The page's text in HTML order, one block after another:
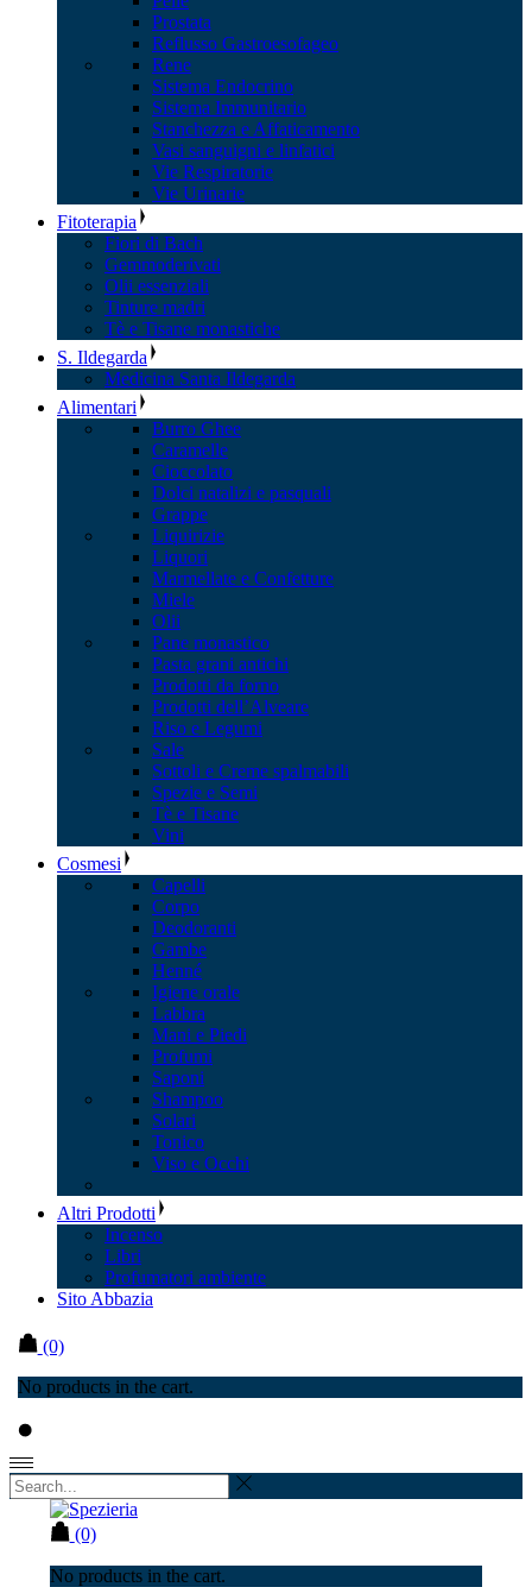
Prostata
Reflusso Gastroesofageo
Rene
Sistema Endocrino
Sistema Immunitario
Stanchezza e Affaticamento
Vasi sanguigni e linfatici
Vie Respiratorie
Vie Urinarie
Fitoterapia
Fiori di Bach
Gemmoderivati
Olii essenziali
Tinture madri
Tè e Tisane monastiche
S. Ildegarda
Medicina Santa Ildegarda
Alimentari
Burro Ghee
Caramelle
Cioccolato
Dolci natalizi e pasquali
Grappe
Liquirizie
Liquori
Marmellate e Confetture
Miele
Olii
Pane monastico
Pasta grani antichi
Prodotti da forno
Prodotti dell’Alveare
Riso e Legumi
Sale
Sottoli e Creme spalmabili
Spezie e Semi
Tè e Tisane
Vini
Cosmesi
Capelli
Corpo
Deodoranti
Gambe
Henné
Igiene orale
Labbra
Mani e Piedi
Profumi
Saponi
Shampoo
Solari
Tonico
Viso e Occhi
Altri Prodotti
Incenso
Libri
Profumatori ambiente
Sito Abbazia
(0)
No products in the cart.
(0)
No products in the cart.